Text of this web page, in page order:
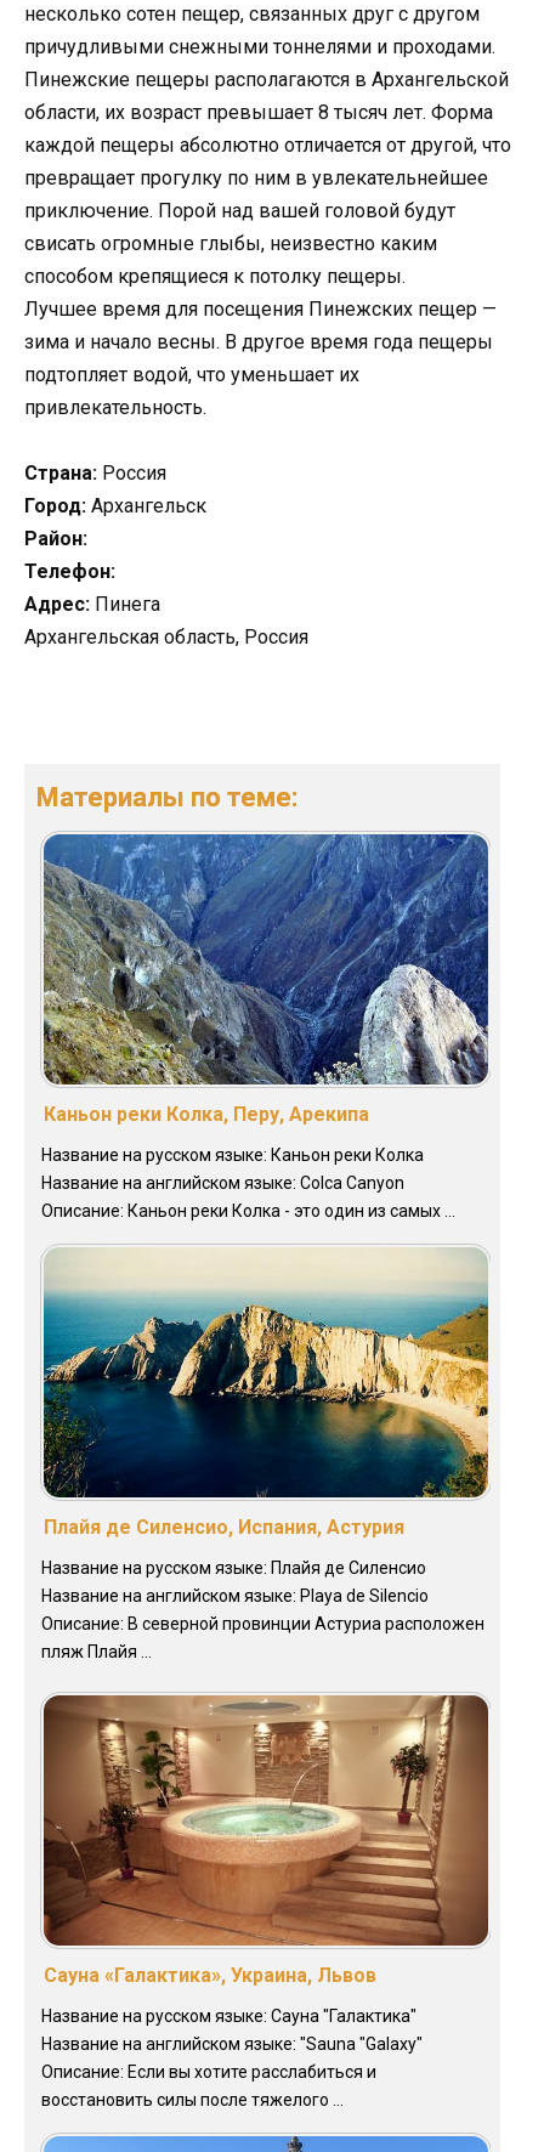
несколько сотен пещер, связанных друг с другом
причудливыми снежными тоннелями и проходами.
Пинежские пещеры располагаются в Архангельской
области, их возраст превышает 8 тысяч лет. Форма
каждой пещеры абсолютно отличается от другой, что
превращает прогулку по ним в увлекательнейшее
приключение. Порой над вашей головой будут
свисать огромные глыбы, неизвестно каким
способом крепящиеся к потолку пещеры.
Лучшее время для посещения Пинежских пещер —
зима и начало весны. В другое время года пещеры
подтопляет водой, что уменьшает их
привлекательность.
Страна: Россия
Город: Архангельск
Район:
Телефон:
Адрес: Пинега
Архангельская область, Россия
Материалы по теме:
Каньон реки Колка, Перу, Арекипа
Название на русском языке: Каньон реки Колка
Название на английском языке: Colca Canyon
Описание: Каньон реки Колка - это один из самых ...
Плайя де Силенсио, Испания, Астурия
Название на русском языке: Плайя де Силенсио
Название на английском языке: Playa de Silencio
Описание: В северной провинции Астуриа расположен
пляж Плайя ...
Сауна «Галактика», Украина, Львов
Название на русском языке: Сауна "Галактика"
Название на английском языке: "Sauna "Galaxy"
Описание: Если вы хотите расслабиться и
восстановить силы после тяжелого ...